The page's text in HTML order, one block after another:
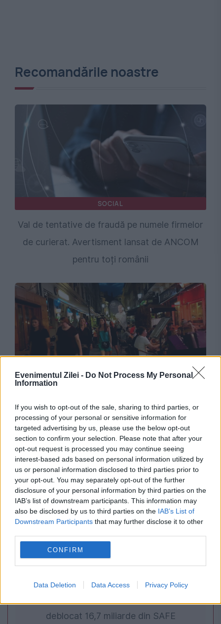
Evenimentul Zilei - Do Not Process My Personal
Information
If you wish to opt-out of the sale, sharing to third parties, or
processing of your personal or sensitive information for
targeted advertising by us, please use the below opt-out
section to confirm your selection. Please note that after your
opt-out request is processed you may continue seeing
interest-based ads based on personal information utilized by
us or personal information disclosed to third parties prior to
your opt-out. You may separately opt-out of the further
disclosure of your personal information by third parties on the
IAB’s list of downstream participants. This information may
also be disclosed by us to third parties on the IAB’s List of
Downstream Participants that may further disclose it to other
CONFIRM
Data Deletion Data Access Privacy Policy
Recomandările noastre
SOCIAL
Val de tentative de fraudă pe numele firmelor
de curierat. Avertisment lansat de ANCOM
pentru toți românii
Ce caută românii când ies în oraș. Studiul care
arată de ce au scumpirile efect la terase și
restaurante
POLITICA
Sorin Grindeanu: Parlamentul a evitat
deblocat 16,7 miliarde din SAFE